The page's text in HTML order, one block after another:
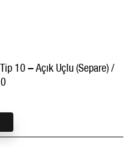
10 – Açık Uçlu (Separe) /